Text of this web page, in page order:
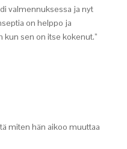
valmennuksessa ja nyt
on helppo ja
sen on itse kokenut.”
miten hän aikoo muuttaa